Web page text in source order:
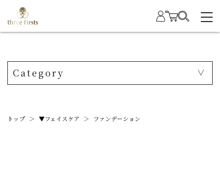
Category
トップ ＞ ▼フェイスケア ＞ ファンデーション